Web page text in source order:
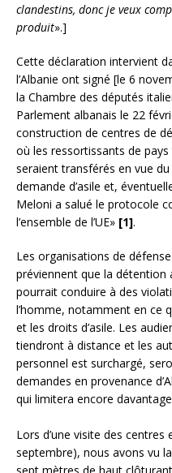
clandestins, donc je veux
produit».]
Cette déclaration intervient
l’Albanie ont signé [le 6
la Chambre des députés
Parlement albanais le 22
construction de centres de
où les ressortissants de
seraient transférés en vue
demande d’asile et,
Meloni a salué le protocole
l’ensemble de l’UE» [1].
Les organisations de
préviennent que la détention
pourrait conduire à des
l’homme, notamment en ce
et les droits d’asile. Les
tiendront à distance et les
personnel est surchargé,
demandes en provenance
qui limitera encore
Lors d’une visite des
septembre), nous avons vu